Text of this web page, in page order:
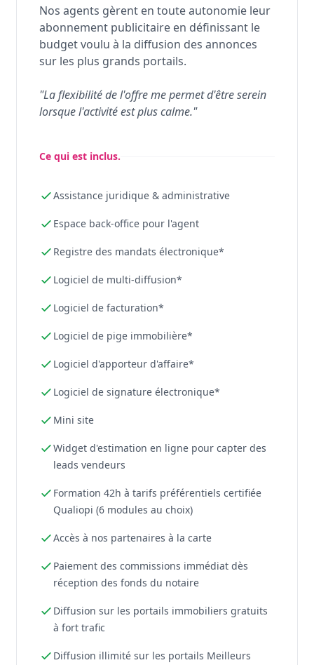
Nos agents gèrent en toute autonomie leur
abonnement publicitaire en définissant le
budget voulu à la diffusion des annonces
sur les plus grands portails.
"La flexibilité de l'offre me permet d'être serein
lorsque l'activité est plus calme."
Ce qui est inclus.
Assistance juridique & administrative
Espace back-office pour l'agent
Registre des mandats électronique*
Logiciel de multi-diffusion*
Logiciel de facturation*
Logiciel de pige immobilière*
Logiciel d'apporteur d'affaire*
Logiciel de signature électronique*
Mini site
Widget d'estimation en ligne pour capter des
leads vendeurs
Formation 42h à tarifs préférentiels certifiée
Qualiopi (6 modules au choix)
Accès à nos partenaires à la carte
Paiement des commissions immédiat dès
réception des fonds du notaire
Diffusion sur les portails immobiliers gratuits
à fort trafic
Diffusion illimité sur les portails Meilleurs